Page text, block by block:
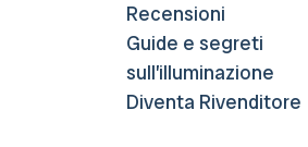
Recensioni
Guide e segreti
sull’illuminazione
Diventa Rivenditore